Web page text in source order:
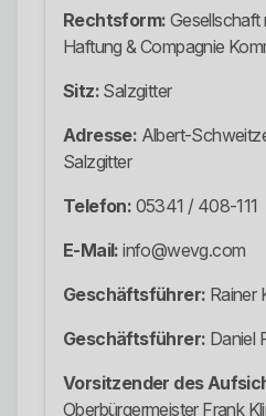
Rechtsform: Gesellschaft
Haftung & Compagnie
Sitz: Salzgitter
Adresse: Albert-
Salzgitter
Telefon: 05341 / 408-111
E-Mail: info@wevg.com
Geschäftsführer: Rainer
Geschäftsführer: Daniel
Vorsitzender des
Oberbürgermeister Frank